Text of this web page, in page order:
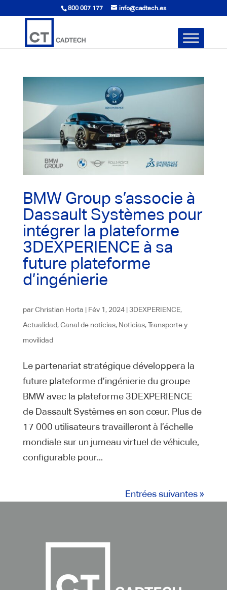
800 007 177 info@cadtech.es
BMW Group s’associe à
Dassault Systèmes pour
intégrer la plateforme
3DEXPERIENCE à sa
future plateforme
d’ingénierie
parChristian Horta | Fév 1, 2024|3DEXPERIENCE,
Actualidad,Canal de noticias, Noticias,Transporte y
movilidad
Le partenariat stratégique développera la
future plateforme d’ingénierie du groupe
BMW avec la plateforme 3DEXPERIENCE
de Dassault Systèmes en son cœur. Plus de
17 000 utilisateurs travailleront à l’échelle
mondiale sur un jumeau virtuel de véhicule,
configurable pour...
Entrées suivantes »